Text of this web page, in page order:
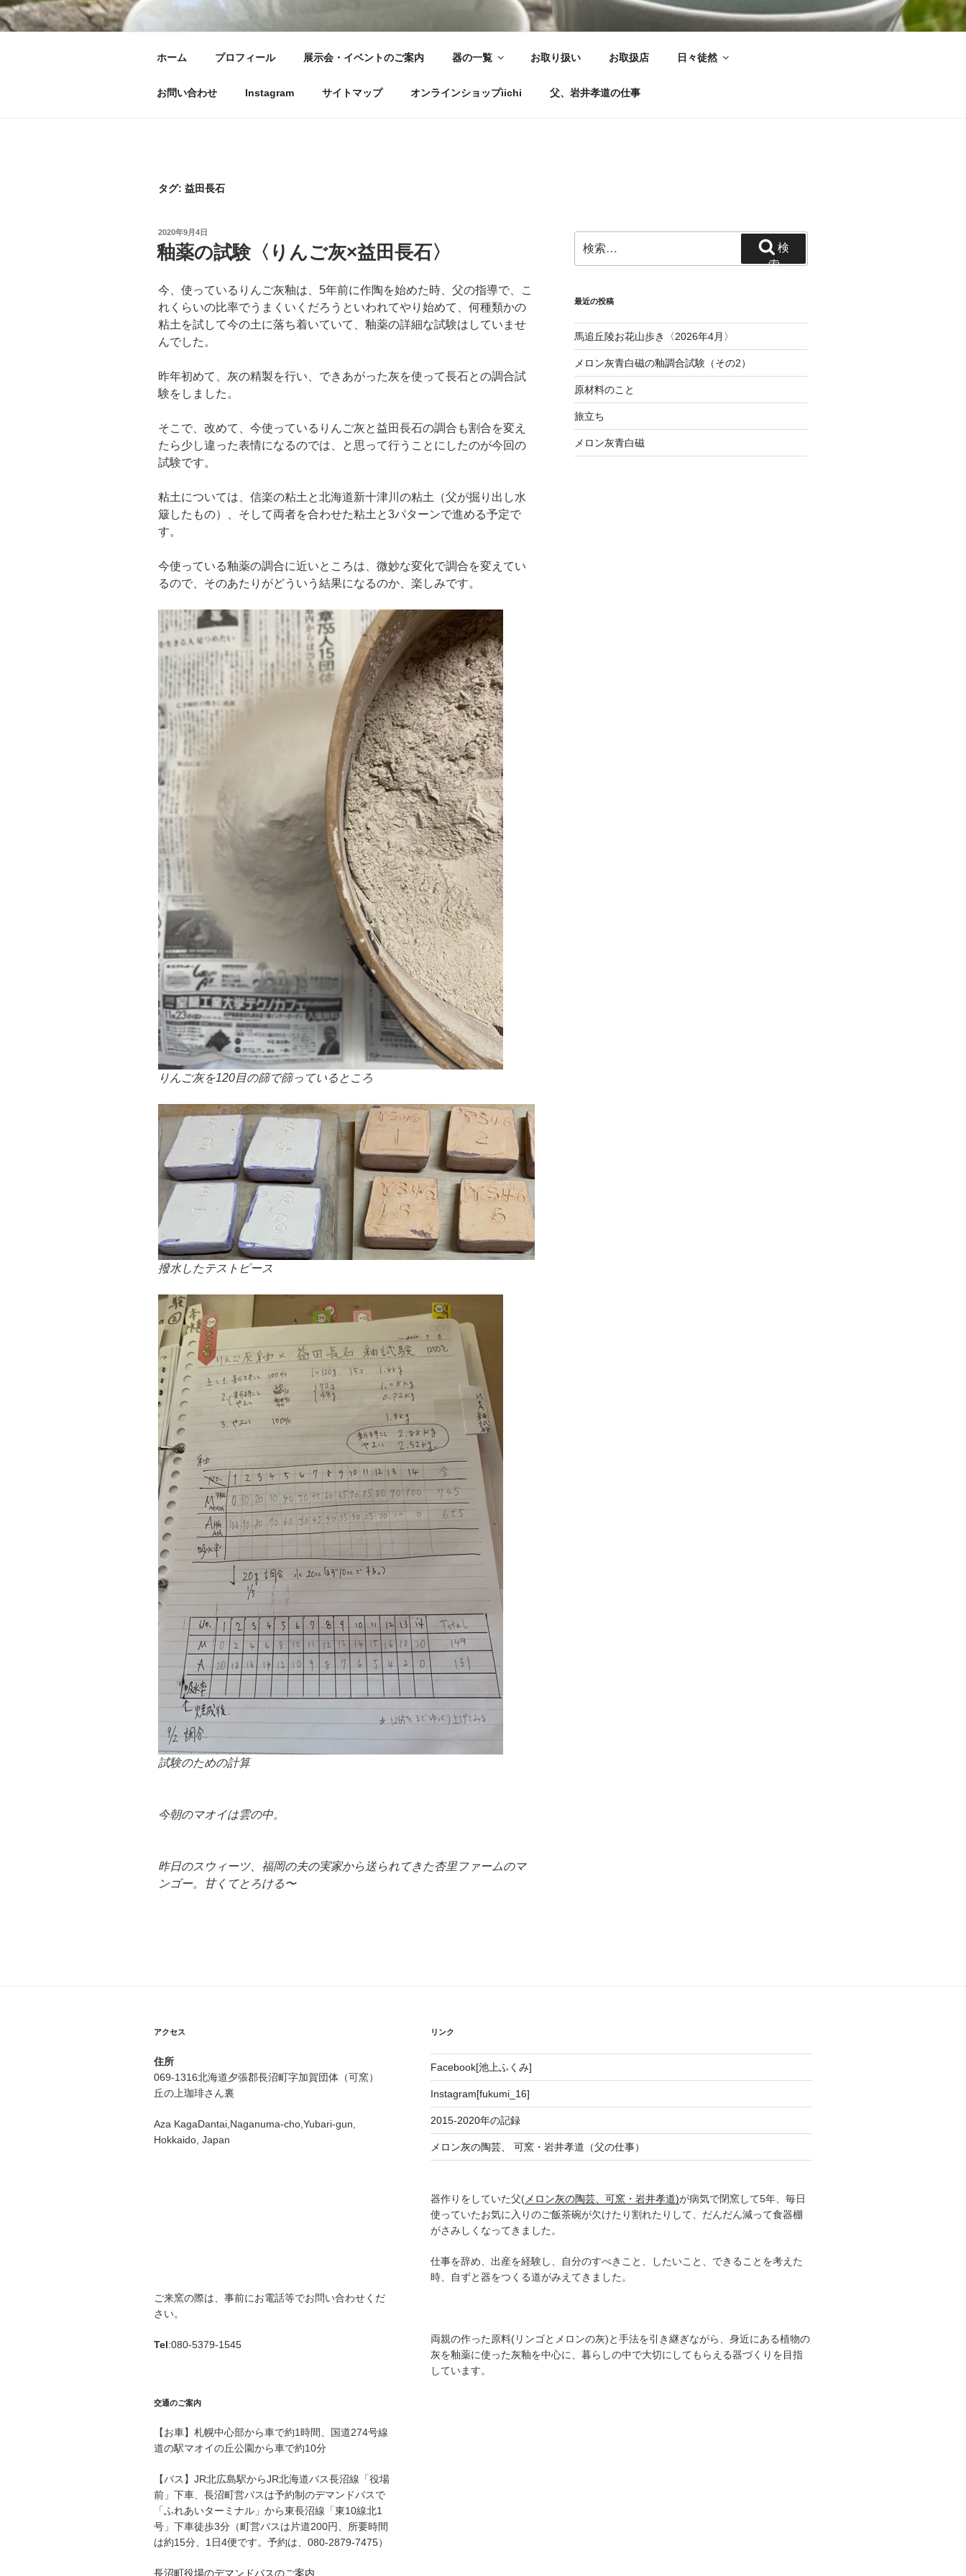
コ
ン
器づくり 池上ふくみ ..FUKUMI IKEGAMI..
ホーム プロフィール 展示会・イベントのご案内 器の一覧 お取り扱い お取扱店 日々徒然
お問い合わせ Instagram サイトマップ オンラインショップiichi 父、岩井孝道の仕事
タグ: 益田長石
投
稿
日:
2020年9月4日
釉薬の試験〈りんご灰×益田長石〉
今、使っているりんご灰釉は、5年前に作陶を始めた時、父の指導で、こ
れくらいの比率でうまくいくだろうといわれてやり始めて、何種類かの
粘土を試して今の土に落ち着いていて、釉薬の詳細な試験はしていませ
んでした。
昨年初めて、灰の精製を行い、できあがった灰を使って長石との調合試
験をしました。
そこで、改めて、今使っているりんご灰と益田長石の調合も割合を変え
たら少し違った表情になるのでは、と思って行うことにしたのが今回の
試験です。
粘土については、信楽の粘土と北海道新十津川の粘土（父が掘り出し水
簸したもの）、そして両者を合わせた粘土と3パターンで進める予定で
す。
今使っている釉薬の調合に近いところは、微妙な変化で調合を変えてい
るので、そのあたりがどういう結果になるのか、楽しみです。
りんご灰を120目の篩で篩っているところ
撥水したテストピース
試験のための計算
今朝のマオイは雲の中。
昨日のスウィーツ、福岡の夫の実家から送られてきた杏里ファームのマ
ンゴー。甘くてとろける〜
索:
検
索
最近の投稿
馬追丘陵お花山歩き〈2026年4月〉
メロン灰青白磁の釉調合試験（その2）
原材料のこと
旅立ち
メロン灰青白磁
アクセス
住所
069-1316北海道夕張郡長沼町字加賀団体（可窯）
丘の上珈琲さん裏
Aza KagaDantai,Naganuma-cho,Yubari-gun,
Hokkaido, Japan
ご来窯の際は、事前にお電話等でお問い合わせくだ
さい。
Tel:080-5379-1545
交通のご案内
【お車】札幌中心部から車で約1時間、国道274号線
道の駅マオイの丘公園から車で約10分
【バス】JR北広島駅からJR北海道バス長沼線「役場
前」下車、長沼町営バスは予約制のデマンドバスで
「ふれあいターミナル」から東長沼線「東10線北1
号」下車徒歩3分（町営バスは片道200円、所要時間
は約15分、1日4便です。予約は、080-2879-7475）
長沼町役場のデマンドバスのご案内
リンク
Facebook[池上ふくみ]
Instagram[fukumi_16]
2015-2020年の記録
メロン灰の陶芸、 可窯・岩井孝道（父の仕事）
器作りをしていた父(メロン灰の陶芸、可窯・岩井孝道)が病気で閉窯して5年、毎日
使っていたお気に入りのご飯茶碗が欠けたり割れたりして、だんだん減って食器棚
がさみしくなってきました。
仕事を辞め、出産を経験し、自分のすべきこと、したいこと、できることを考えた
時、自ずと器をつくる道がみえてきました。
両親の作った原料(リンゴとメロンの灰)と手法を引き継ぎながら、身近にある植物の
灰を釉薬に使った灰釉を中心に、暮らしの中で大切にしてもらえる器づくりを目指
しています。